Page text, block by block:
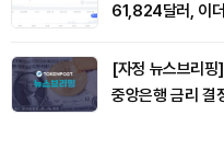
61,824달러, 이
[자정 뉴스브리
중앙은행 금리 결